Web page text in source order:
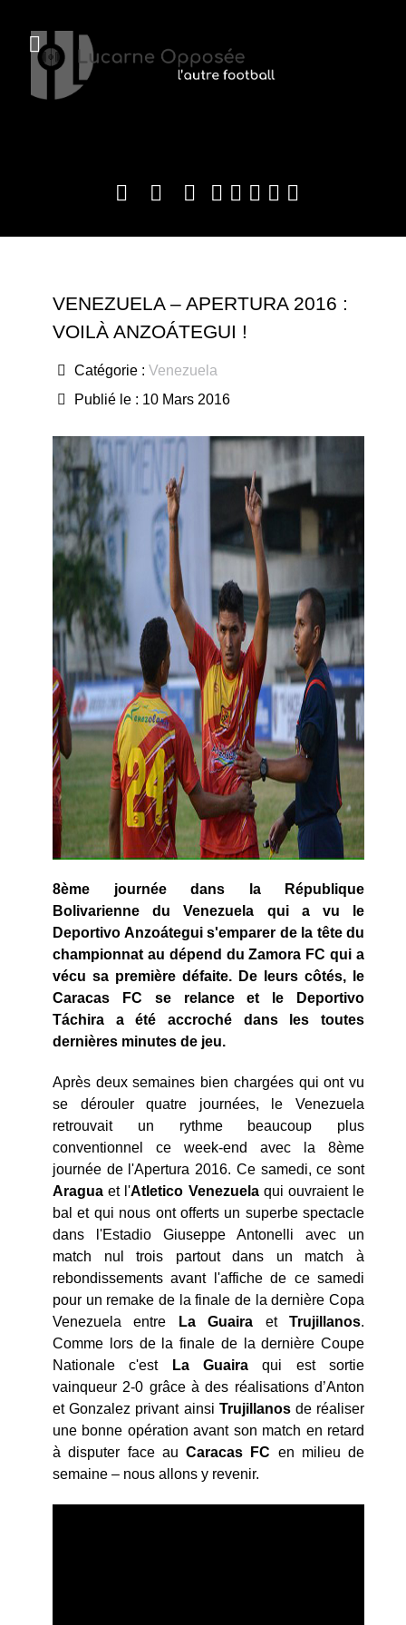
VENEZUELA – APERTURA 2016 :
VOILÀ ANZOÁTEGUI !
Catégorie : Venezuela
Publié le : 10 Mars 2016
8ème journée dans la République
Bolivarienne du Venezuela qui a vu le
Deportivo Anzoátegui s'emparer de la tête du
championnat au dépend du Zamora FC qui a
vécu sa première défaite. De leurs côtés, le
Caracas FC se relance et le Deportivo
Táchira a été accroché dans les toutes
dernières minutes de jeu.
Après deux semaines bien chargées qui ont vu
se dérouler quatre journées, le Venezuela
retrouvait un rythme beaucoup plus
conventionnel ce week-end avec la 8ème
journée de l'Apertura 2016. Ce samedi, ce sont
Aragua et l'Atletico Venezuela qui ouvraient le
bal et qui nous ont offerts un superbe spectacle
dans l'Estadio Giuseppe Antonelli avec un
match nul trois partout dans un match à
rebondissements avant l'affiche de ce samedi
pour un remake de la finale de la dernière Copa
Venezuela entre
La Guaira etTrujillanos.
Comme lors de la finale de la dernière Coupe
Nationale c'est
La Guaira qui est sortie
vainqueur 2-0 grâce à des réalisations d’Anton
et Gonzalez privant ainsi Trujillanosde réaliser
une bonne opération avant son match en retard
à disputer face au Caracas FC en milieu de
semaine – nous allons y revenir.